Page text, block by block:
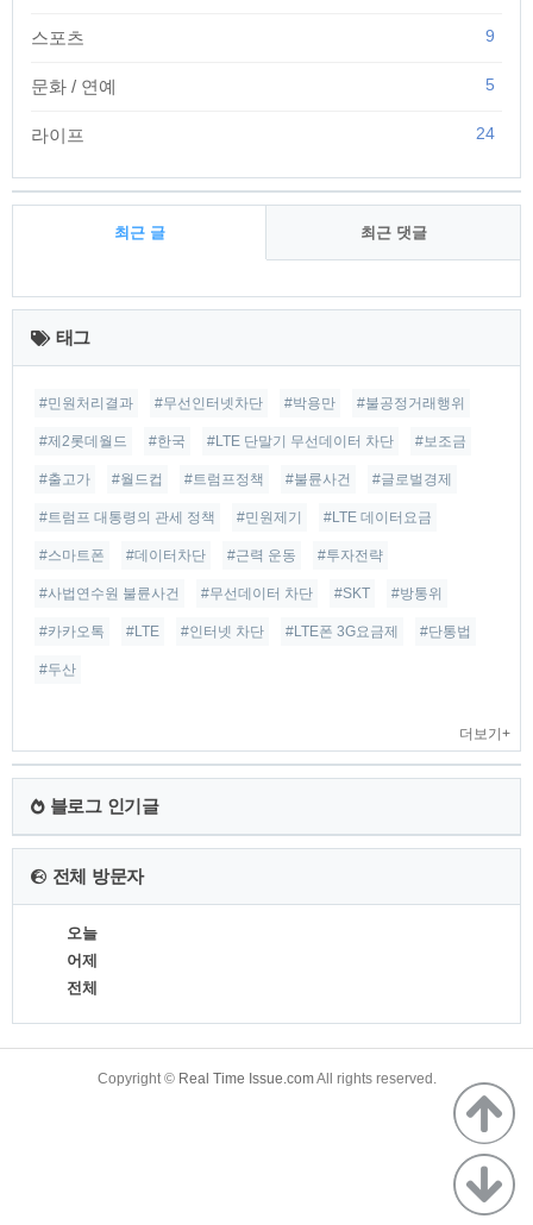
스포츠 9
문화 / 연예 5
라이프 24
최근 글 최근 댓글
최
근
글
태그
#민원처리결과 #무선인터넷차단 #박용만 #불공정거래행위
#제2롯데월드 #한국 #LTE 단말기 무선데이터 차단 #보조금
#출고가 #월드컵 #트럼프정책 #불륜사건 #글로벌경제
#트럼프 대통령의 관세 정책 #민원제기 #LTE 데이터요금
#스마트폰 #데이터차단 #근력 운동 #투자전략
#사법연수원 불륜사건 #무선데이터 차단 #SKT #방통위
#카카오톡 #LTE #인터넷 차단 #LTE폰 3G요금제 #단통법
#두산
더보기+
블로그 인기글
전체 방문자
오늘
어제
전체
Copyright © Real Time Issue.comAll rights reserved.
TistoryWhaleSkin3.4